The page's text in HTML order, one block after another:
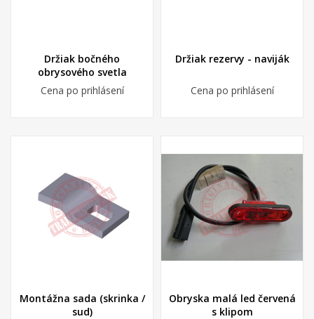
Držiak bočného
obrysového svetla
Cena po prihlásení
Držiak rezervy - naviják
Cena po prihlásení
Montážna sada (skrinka /
sud)
Obryska malá led červená
s klipom